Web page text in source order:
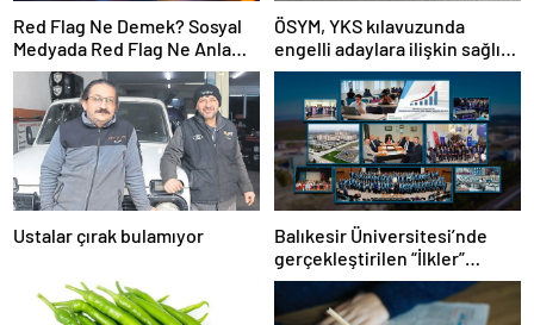
Red Flag Ne Demek? Sosyal
Medyada Red Flag Ne Anlama
Gelir?
ÖSYM, YKS kılavuzunda
engelli adaylara ilişkin sağlık
şartlarını güncelledi
Ustalar çırak bulamıyor
Balıkesir Üniversitesi’nde
gerçekleştirilen “İlkler”
üniversitenin geleceğini
şekillendiriyor